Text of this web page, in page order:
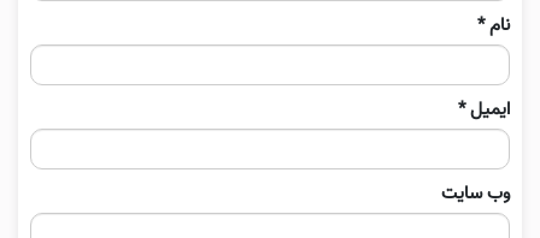
نام*
ایمیل*
وب‌ سایت